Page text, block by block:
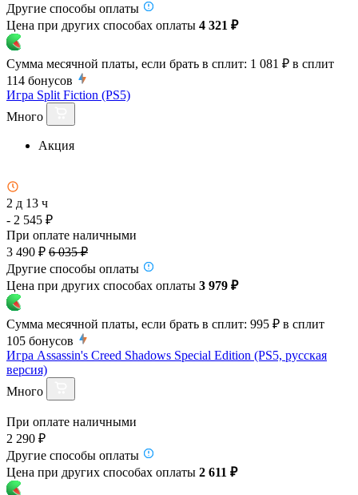
Другие способы оплаты
Цена при других способах оплаты 4 321 ₽
Сумма месячной платы, если брать в сплит: 1 081 ₽ в сплит
114 бонусов
Игра Split Fiction (PS5)
Много
Акция
2 д 13 ч
- 2 545 ₽
При оплате наличными
3 490 ₽ 6 035 ₽
Другие способы оплаты
Цена при других способах оплаты 3 979 ₽
Сумма месячной платы, если брать в сплит: 995 ₽ в сплит
105 бонусов
Игра Assassin's Creed Shadows Special Edition (PS5, русская
версия)
Много
При оплате наличными
2 290 ₽
Другие способы оплаты
Цена при других способах оплаты 2 611 ₽